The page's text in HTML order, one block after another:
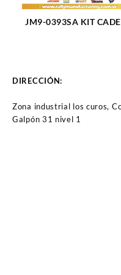
JM9-0393SA KIT
DIRECCIÓN:
Zona industrial los curos,
Galpón 31 nivel 1